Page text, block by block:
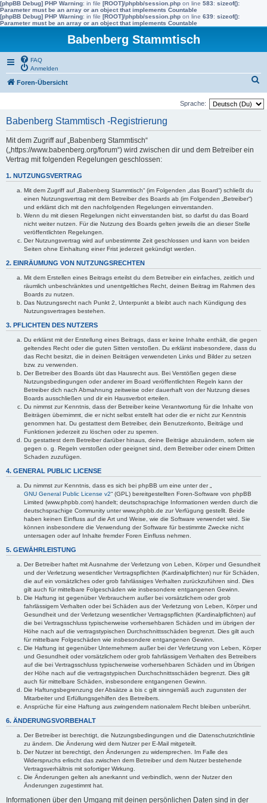
[phpBB Debug] PHP Warning: in file [ROOT]/phpbb/session.php on line 583: sizeof():
Parameter must be an array or an object that implements Countable
[phpBB Debug] PHP Warning: in file [ROOT]/phpbb/session.php on line 639: sizeof():
Parameter must be an array or an object that implements Countable
Babenberg Stammtisch
FAQ
Anmelden
Foren-Übersicht
c
Sprache:
Babenberg Stammtisch -Registrierung
Mit dem Zugriff auf „Babenberg Stammtisch“
(„https://www.babenberg.org/forum“) wird zwischen dir und dem Betreiber ein
Vertrag mit folgenden Regelungen geschlossen:
1. NUTZUNGSVERTRAG
Mit dem Zugriff auf „Babenberg Stammtisch“ (im Folgenden „das Board“) schließt du
einen Nutzungsvertrag mit dem Betreiber des Boards ab (im Folgenden „Betreiber“)
und erklärst dich mit den nachfolgenden Regelungen einverstanden.
Wenn du mit diesen Regelungen nicht einverstanden bist, so darfst du das Board
nicht weiter nutzen. Für die Nutzung des Boards gelten jeweils die an dieser Stelle
veröffentlichten Regelungen.
Der Nutzungsvertrag wird auf unbestimmte Zeit geschlossen und kann von beiden
Seiten ohne Einhaltung einer Frist jederzeit gekündigt werden.
2. EINRÄUMUNG VON NUTZUNGSRECHTEN
Mit dem Erstellen eines Beitrags erteilst du dem Betreiber ein einfaches, zeitlich und
räumlich unbeschränktes und unentgeltliches Recht, deinen Beitrag im Rahmen des
Boards zu nutzen.
Das Nutzungsrecht nach Punkt 2, Unterpunkt a bleibt auch nach Kündigung des
Nutzungsvertrages bestehen.
3. PFLICHTEN DES NUTZERS
Du erklärst mit der Erstellung eines Beitrags, dass er keine Inhalte enthält, die gegen
geltendes Recht oder die guten Sitten verstoßen. Du erklärst insbesondere, dass du
das Recht besitzt, die in deinen Beiträgen verwendeten Links und Bilder zu setzen
bzw. zu verwenden.
Der Betreiber des Boards übt das Hausrecht aus. Bei Verstößen gegen diese
Nutzungsbedingungen oder anderer im Board veröffentlichten Regeln kann der
Betreiber dich nach Abmahnung zeitweise oder dauerhaft von der Nutzung dieses
Boards ausschließen und dir ein Hausverbot erteilen.
Du nimmst zur Kenntnis, dass der Betreiber keine Verantwortung für die Inhalte von
Beiträgen übernimmt, die er nicht selbst erstellt hat oder die er nicht zur Kenntnis
genommen hat. Du gestattest dem Betreiber, dein Benutzerkonto, Beiträge und
Funktionen jederzeit zu löschen oder zu sperren.
Du gestattest dem Betreiber darüber hinaus, deine Beiträge abzuändern, sofern sie
gegen o. g. Regeln verstoßen oder geeignet sind, dem Betreiber oder einem Dritten
Schaden zuzufügen.
4. GENERAL PUBLIC LICENSE
Du nimmst zur Kenntnis, dass es sich bei phpBB um eine unter der „
GNU General Public License v2“ (GPL) bereitgestellten Foren-Software von phpBB
Limited (www.phpbb.com) handelt; deutschsprachige Informationen werden durch die
deutschsprachige Community unter www.phpbb.de zur Verfügung gestellt. Beide
haben keinen Einfluss auf die Art und Weise, wie die Software verwendet wird. Sie
können insbesondere die Verwendung der Software für bestimmte Zwecke nicht
untersagen oder auf Inhalte fremder Foren Einfluss nehmen.
5. GEWÄHRLEISTUNG
Der Betreiber haftet mit Ausnahme der Verletzung von Leben, Körper und Gesundheit
und der Verletzung wesentlicher Vertragspflichten (Kardinalpflichten) nur für Schäden,
die auf ein vorsätzliches oder grob fahrlässiges Verhalten zurückzuführen sind. Dies
gilt auch für mittelbare Folgeschäden wie insbesondere entgangenen Gewinn.
Die Haftung ist gegenüber Verbrauchern außer bei vorsätzlichem oder grob
fahrlässigem Verhalten oder bei Schäden aus der Verletzung von Leben, Körper und
Gesundheit und der Verletzung wesentlicher Vertragspflichten (Kardinalpflichten) auf
die bei Vertragsschluss typischerweise vorhersehbaren Schäden und im übrigen der
Höhe nach auf die vertragstypischen Durchschnittsschäden begrenzt. Dies gilt auch
für mittelbare Folgeschäden wie insbesondere entgangenen Gewinn.
Die Haftung ist gegenüber Unternehmern außer bei der Verletzung von Leben, Körper
und Gesundheit oder vorsätzlichem oder grob fahrlässigem Verhalten des Betreibers
auf die bei Vertragsschluss typischerweise vorhersehbaren Schäden und im Übrigen
der Höhe nach auf die vertragstypischen Durchschnittsschäden begrenzt. Dies gilt
auch für mittelbare Schäden, insbesondere entgangenen Gewinn.
Die Haftungsbegrenzung der Absätze a bis c gilt sinngemäß auch zugunsten der
Mitarbeiter und Erfüllungsgehilfen des Betreibers.
Ansprüche für eine Haftung aus zwingendem nationalem Recht bleiben unberührt.
6. ÄNDERUNGSVORBEHALT
Der Betreiber ist berechtigt, die Nutzungsbedingungen und die Datenschutzrichtlinie
zu ändern. Die Änderung wird dem Nutzer per E-Mail mitgeteilt.
Der Nutzer ist berechtigt, den Änderungen zu widersprechen. Im Falle des
Widerspruchs erlischt das zwischen dem Betreiber und dem Nutzer bestehende
Vertragsverhältnis mit sofortiger Wirkung.
Die Änderungen gelten als anerkannt und verbindlich, wenn der Nutzer den
Änderungen zugestimmt hat.
Informationen über den Umgang mit deinen persönlichen Daten sind in der